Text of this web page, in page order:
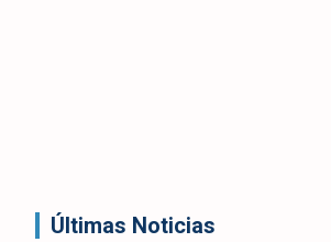
Últimas Noticias